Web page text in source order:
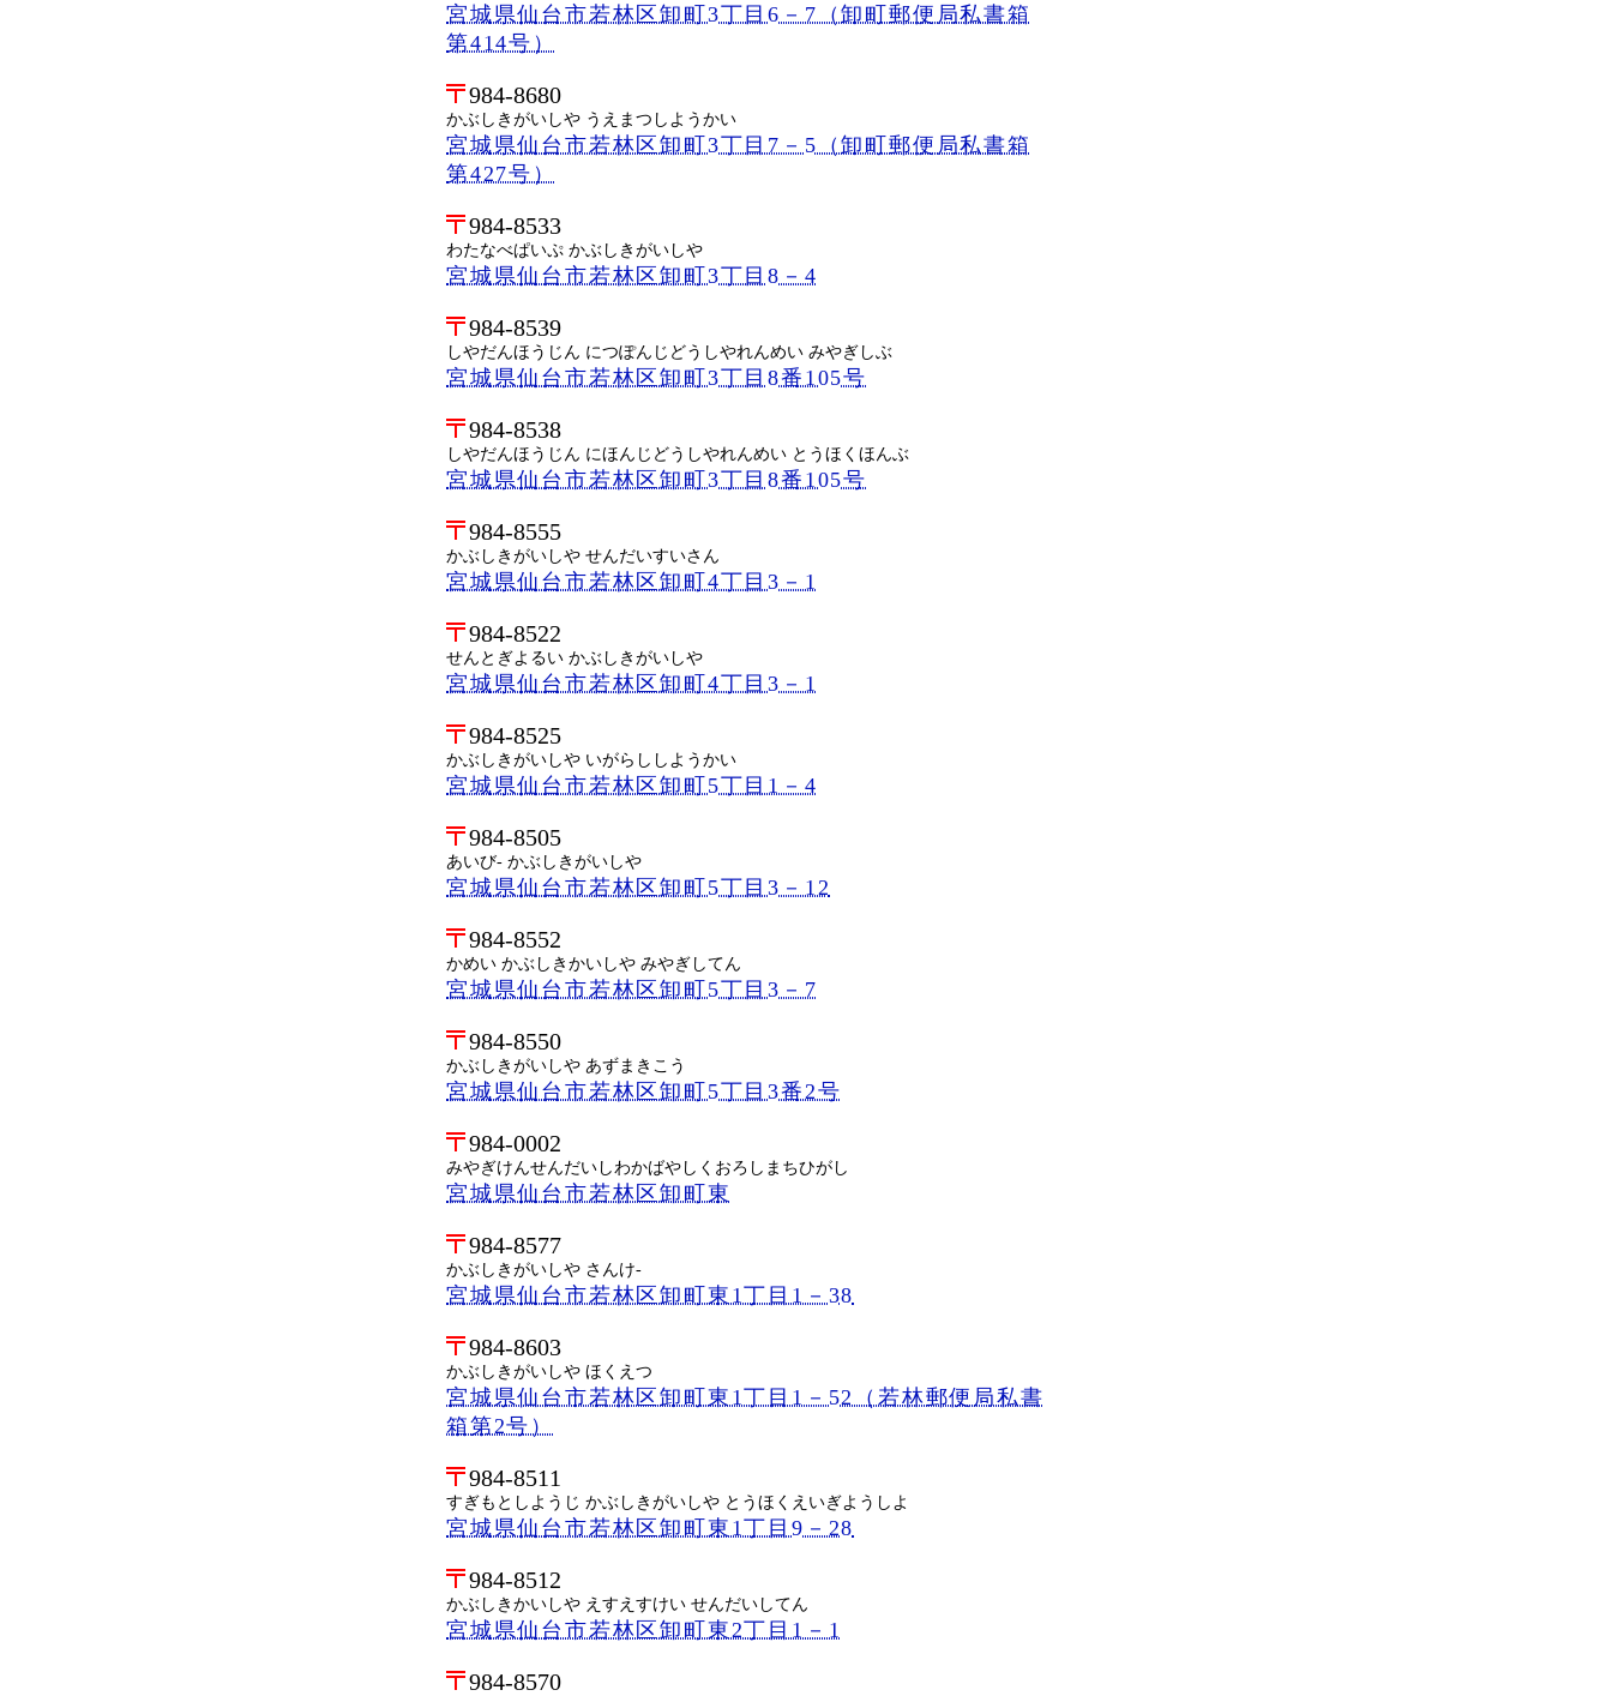
宮城県仙台市若林区卸町3丁目6－7（卸町郵便局私書箱
第414号）
984-8680
かぶしきがいしや うえまつしようかい
宮城県仙台市若林区卸町3丁目7－5（卸町郵便局私書箱
第427号）
984-8533
わたなべぱいぷ かぶしきがいしや
宮城県仙台市若林区卸町3丁目8－4
984-8539
しやだんほうじん につぽんじどうしやれんめい みやぎしぶ
宮城県仙台市若林区卸町3丁目8番105号
984-8538
しやだんほうじん にほんじどうしやれんめい とうほくほんぶ
宮城県仙台市若林区卸町3丁目8番105号
984-8555
かぶしきがいしや せんだいすいさん
宮城県仙台市若林区卸町4丁目3－1
984-8522
せんとぎよるい かぶしきがいしや
宮城県仙台市若林区卸町4丁目3－1
984-8525
かぶしきがいしや いがらししようかい
宮城県仙台市若林区卸町5丁目1－4
984-8505
あいび- かぶしきがいしや
宮城県仙台市若林区卸町5丁目3－12
984-8552
かめい かぶしきかいしや みやぎしてん
宮城県仙台市若林区卸町5丁目3－7
984-8550
かぶしきがいしや あずまきこう
宮城県仙台市若林区卸町5丁目3番2号
984-0002
みやぎけんせんだいしわかばやしくおろしまちひがし
宮城県仙台市若林区卸町東
984-8577
かぶしきがいしや さんけ-
宮城県仙台市若林区卸町東1丁目1－38
984-8603
かぶしきがいしや ほくえつ
宮城県仙台市若林区卸町東1丁目1－52（若林郵便局私書
箱第2号）
984-8511
すぎもとしようじ かぶしきがいしや とうほくえいぎようしよ
宮城県仙台市若林区卸町東1丁目9－28
984-8512
かぶしきかいしや えすえすけい せんだいしてん
宮城県仙台市若林区卸町東2丁目1－1
984-8570